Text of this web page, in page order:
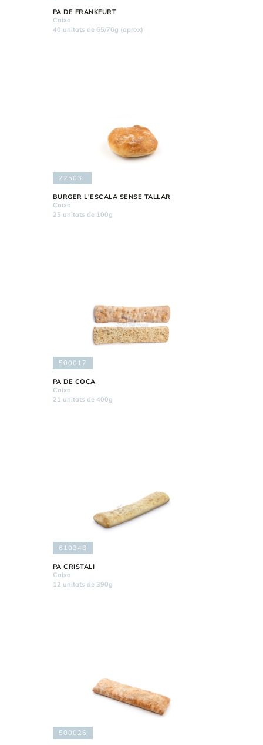
PA DE FRANKFURT
Caixa
40 unitats de 65/70g (aprox)
22503
BURGER L'ESCALA SENSE TALLAR
Caixa
25 unitats de 100g
500017
PA DE COCA
Caixa
21 unitats de 400g
610348
PA CRISTALI
Caixa
12 unitats de 390g
500026